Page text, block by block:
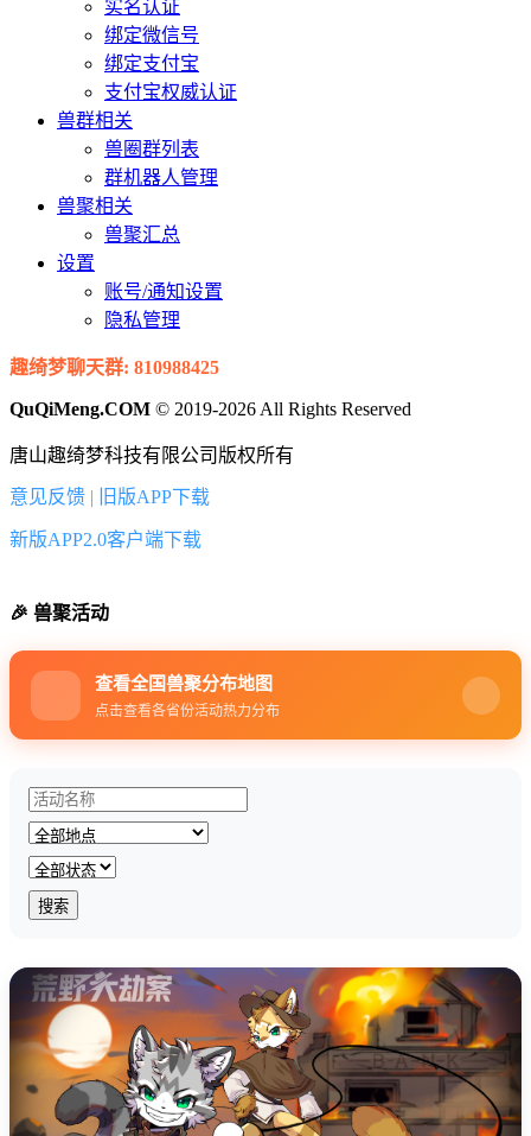
实名认证
绑定微信号
绑定支付宝
支付宝权威认证
兽群相关
兽圈群列表
群机器人管理
兽聚相关
兽聚汇总
设置
账号/通知设置
隐私管理
趣绮梦聊天群: 810988425
QuQiMeng.COM © 2019-2026 All Rights Reserved
唐山趣绮梦科技有限公司版权所有
意见反馈 | 旧版APP下载
新版APP2.0客户端下载
🎉 兽聚活动
查看全国兽聚分布地图
点击查看各省份活动热力分布
搜索